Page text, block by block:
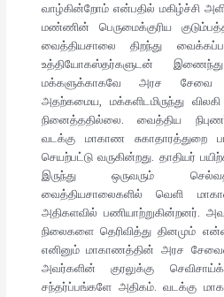
வாழ்கின்றோம் என்பதில் மகிழ்ச்சி
மண்ணின் பெருமைக்குரிய
வைத்தியசாலை திறந்து
உத்தியோகஸ்தர்களுடன்
மக்களுக்காகவே அரச சேவை
அதற்கமைய, மக்களிடமிருந்து
நினைத்ததில்லை. வைத்திய
வடக்கு மாகாண சுகாதாரத்துறை
செயற்பட்டு வருகின்றது. தாதியர்
இருந்து ஒருவரும்
வைத்தியசாலைகளில் வெளி
அதிகளவில் பணியாற்றுகின்றனர்.
நிலைகளை தெரிவித்து தினமும்
எனினும் மாகாணத்தின் அரச
அவர்களின் குரலுக்கு
சந்தர்ப்பங்களே அதிகம். வடக்கு